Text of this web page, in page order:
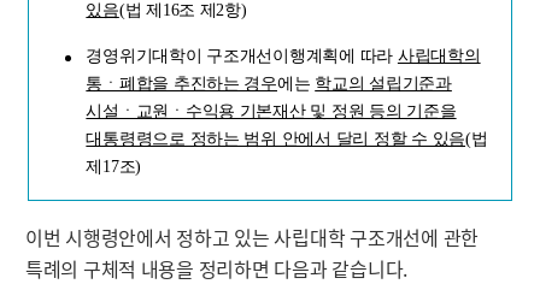
있음(법 제16조 제2항)
경영위기대학이 구조개선이행계획에 따라 사립대학의
통ㆍ폐합을 추진하는 경우에는 학교의 설립기준과
시설ㆍ교원ㆍ수익용 기본재산 및 정원 등의 기준을
대통령령으로 정하는 범위 안에서 달리 정할 수 있음(법
제17조)
이번 시행령안에서 정하고 있는 사립대학 구조개선에 관한
특례의 구체적 내용을 정리하면 다음과 같습니다.